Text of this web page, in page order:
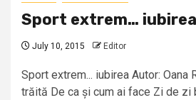
Sport extrem… iubirea
July 10, 2015 Editor
Sport extrem... iubirea Autor:
trăită De ca și cum ai face Zi de zi